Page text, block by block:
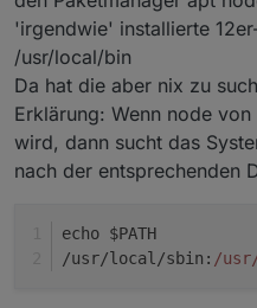
pi@ioBroker-
/usr/bin/nodejs
v14.11.0
/usr/bin/node
v14.11.0
6.14.8
nodejs:
14.13.0-
Hmm das ging ja
Hemd^^
14er Version ist
Downgrade auf
der Aufwand nur
zum Beispiel beim
'irgendwie' installierte
/usr/local/bin
Da hat die aber nix zu
Erklärung: Wenn node
wird, dann sucht das
nach der entsprechenden
echo $PATH
/usr/local/sbin : /